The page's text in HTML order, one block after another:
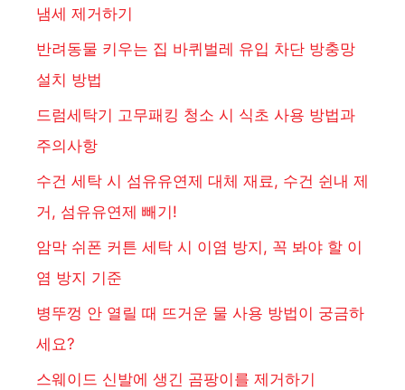
냄세 제거하기
반려동물 키우는 집 바퀴벌레 유입 차단 방충망
설치 방법
드럼세탁기 고무패킹 청소 시 식초 사용 방법과
주의사항
수건 세탁 시 섬유유연제 대체 재료, 수건 쉰내 제
거, 섬유유연제 빼기!
암막 쉬폰 커튼 세탁 시 이염 방지, 꼭 봐야 할 이
염 방지 기준
병뚜껑 안 열릴 때 뜨거운 물 사용 방법이 궁금하
세요?
스웨이드 신발에 생긴 곰팡이를 제거하기